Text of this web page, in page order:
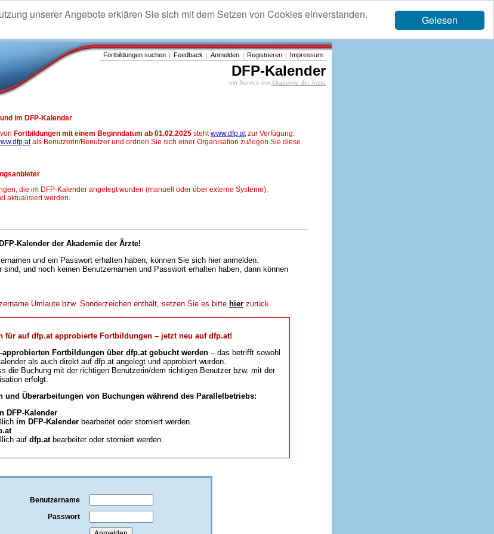
Gelesen
unserer Angebote erklären Sie sich mit dem Setzen von Cookies einverstanden.
Fortbildungen suchen | Feedback | Anmelden | Registrieren | Impressum
DFP-Kalender
ein Service derAkademie der Ärzte
im DFP-Kalender
Fortbildungen mit einem Beginndatum ab 01.02.2025 stehtwww.dfp.atzur Verfügung.
als Benutzerin/Benutzer und ordnen Sie sich einer Organisation zu/legen Sie diese
die im DFP-Kalender angelegt wurden (manuell oder über externe Systeme),
aktualisiert werden.
Kalender der Akademie der Ärzte!
und ein Passwort erhalten haben, können Sie sich hier anmelden.
sind, und noch keinen Benutzernamen und Passwort erhalten haben, dann können
Umlaute bzw. Sonderzeichen enthält, setzen Sie es bitte hier zurück.
für auf dfp.at approbierte Fortbildungen – jetzt neu auf dfp.at!
Fortbildungen über dfp.at gebucht werden – das betrifft sowohl
als auch direkt auf dfp.at angelegt und approbiert wurden.
die Buchung mit der richtigen Benutzerin/dem richtigen Benutzer bzw. mit der
erfolgt.
und Überarbeitungen von Buchungen während des Parallelbetriebs:
DFP-Kalender
im DFP-Kalender bearbeitet oder storniert werden.
auf dfp.atbearbeitet oder storniert werden.
Benutzername
Passwort